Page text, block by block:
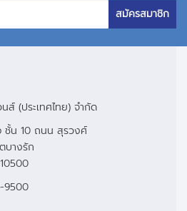
สมัครสมาชิก
ส์ (ประเทศไทย) จำกัด
ชั้น 10 ถนน สุรวงศ์
บางรัก
9500